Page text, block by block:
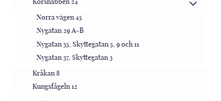
Korsnäbben 24
Norra vägen 45
Nygatan 29 A-B
Nygatan 35, Skyttegatan 5, 9 och 11
Nygatan 37, Skyttegatan 3
Kråkan 8
Kungsfågeln 12